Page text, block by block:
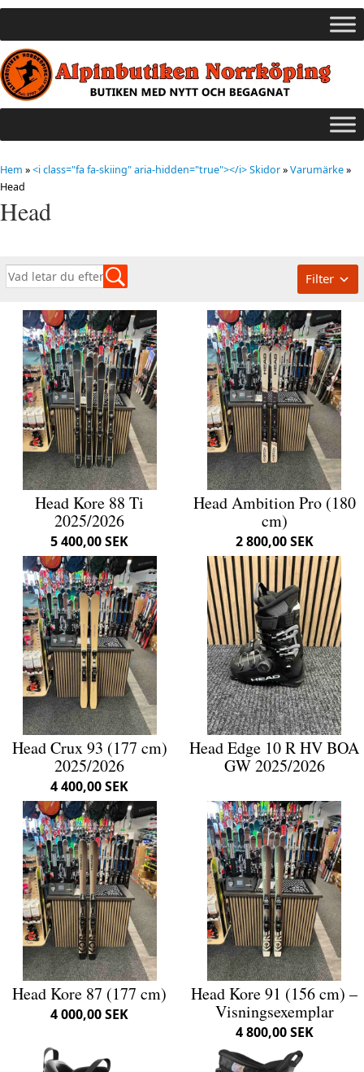
Hem »<i class="fa fa-skiing" aria-hidden="true"></i> Skidor»Varumärke»
Head
Head
Filter
Head Kore 88 Ti
2025/2026
5 400,00 SEK
Head Ambition Pro (180
cm)
2 800,00 SEK
Head Crux 93 (177 cm)
2025/2026
4 400,00 SEK
Head Edge 10 R HV BOA
GW 2025/2026
Head Kore 87 (177 cm)
4 000,00 SEK
Head Kore 91 (156 cm) –
Visningsexemplar
4 800,00 SEK